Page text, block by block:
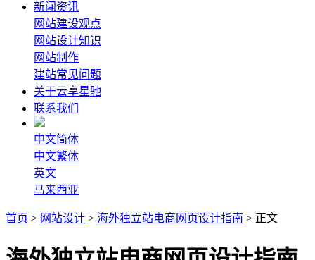
新闻资讯
网站建设观点
网站设计知识
网站制作
建站常见问题
关于云享星驰
联系我们
中文简体
中文繁体
英文
马来西亚
首页 > 网站设计 > 海外独立站电商网页设计指南 > 正文